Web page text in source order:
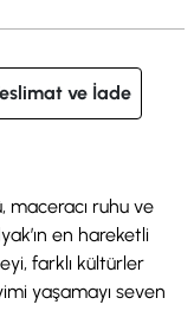
ve İade
maceracı ruhu ve
en hareketli
farklı kültürler
yaşamayı seven